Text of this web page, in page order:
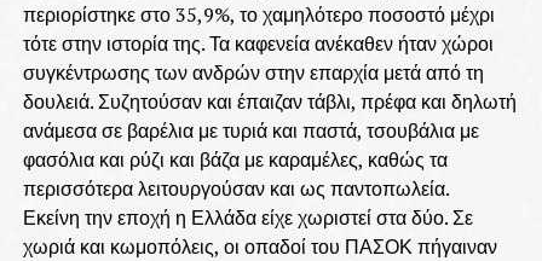
περιορίστηκε στο 35,9%, το χαμηλότερο ποσοστό μέχρι
τότε στην ιστορία της. Τα καφενεία ανέκαθεν ήταν χώροι
συγκέντρωσης των ανδρών στην επαρχία μετά από τη
δουλειά. Συζητούσαν και έπαιζαν τάβλι, πρέφα και δηλωτή
ανάμεσα σε βαρέλια με τυριά και παστά, τσουβάλια με
φασόλια και ρύζι και βάζα με καραμέλες, καθώς τα
περισσότερα λειτουργούσαν και ως παντοπωλεία.
Εκείνη την εποχή η Ελλάδα είχε χωριστεί στα δύο. Σε
χωριά και κωμοπόλεις, οι οπαδοί του ΠΑΣΟΚ πήγαιναν